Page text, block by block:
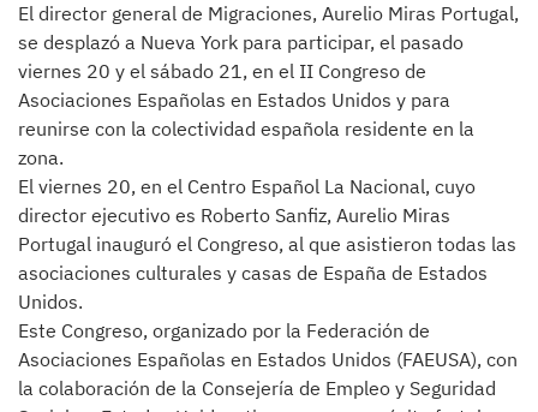
El director general de Migraciones, Aurelio Miras Portugal,
se desplazó a Nueva York para participar, el pasado
viernes 20 y el sábado 21, en el II Congreso de
Asociaciones Españolas en Estados Unidos y para
reunirse con la colectividad española residente en la
zona.
El viernes 20, en el Centro Español La Nacional, cuyo
director ejecutivo es Roberto Sanfiz, Aurelio Miras
Portugal inauguró el Congreso, al que asistieron todas las
asociaciones culturales y casas de España de Estados
Unidos.
Este Congreso, organizado por la Federación de
Asociaciones Españolas en Estados Unidos (FAEUSA), con
la colaboración de la Consejería de Empleo y Seguridad